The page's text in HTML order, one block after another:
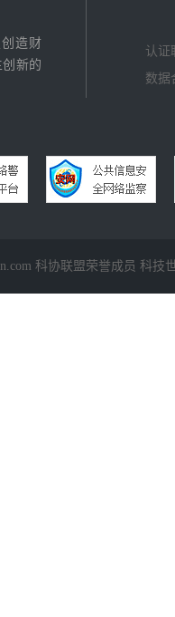
造财
新的
认证
数据
科协联盟荣誉成员 科